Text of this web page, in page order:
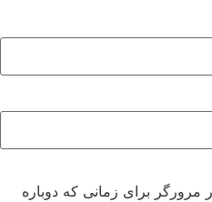
مرورگر برای زمانی که دوباره